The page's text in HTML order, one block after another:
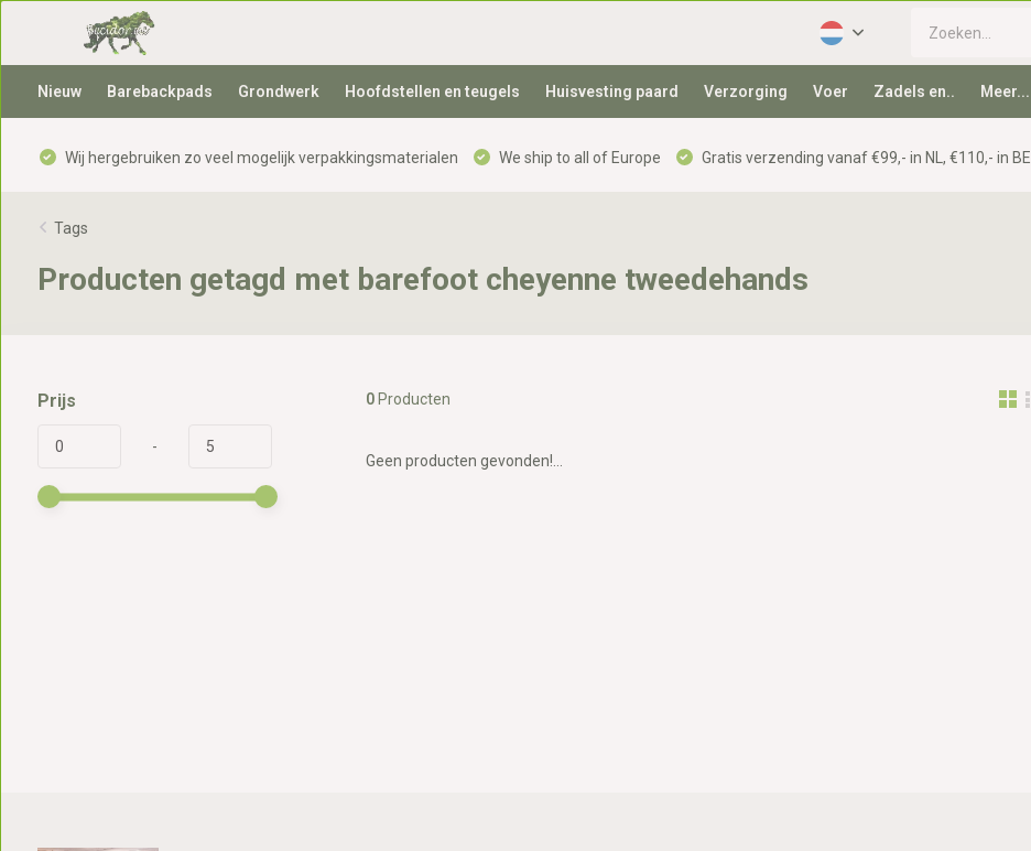
Nieuw Barebackpads Grondwerk Hoofdstellen en teugels Huisvesting paard Verzorging Voer Zadels en.. Meer...
Wij hergebruiken zo veel mogelijk verpakkingsmaterialen We ship to all of Europe Gratis verzending vanaf €99,- in NL, €110,- in BE
Tags
Producten getagd met barefoot cheyenne tweedehands
Prijs
-
0Producten
Geen producten gevonden!...